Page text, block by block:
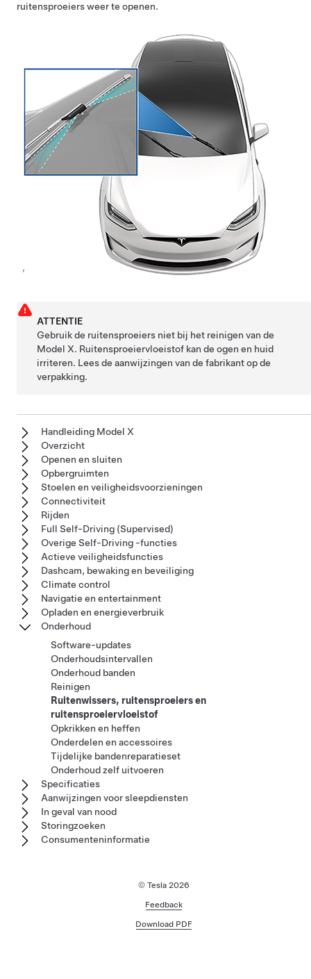
ruitensproeiers weer te openen.
ATTENTIE
Gebruik de ruitensproeiers niet bij het reinigen van de
Model X. Ruitensproeiervloeistof kan de ogen en huid
irriteren. Lees de aanwijzingen van de fabrikant op de
verpakking.
Handleiding Model X
Overzicht
Openen en sluiten
Opbergruimten
Stoelen en veiligheidsvoorzieningen
Connectiviteit
Rijden
Full Self-Driving (Supervised)
Overige Self-Driving -functies
Actieve veiligheidsfuncties
Dashcam, bewaking en beveiliging
Climate control
Navigatie en entertainment
Opladen en energieverbruik
Onderhoud
Software-updates
Onderhoudsintervallen
Onderhoud banden
Reinigen
Ruitenwissers, ruitensproeiers en
ruitensproeiervloeistof
Opkrikken en heffen
Onderdelen en accessoires
Tijdelijke bandenreparatieset
Onderhoud zelf uitvoeren
Specificaties
Aanwijzingen voor sleepdiensten
In geval van nood
Storingzoeken
Consumenteninformatie
© Tesla 2026
Feedback
Download PDF